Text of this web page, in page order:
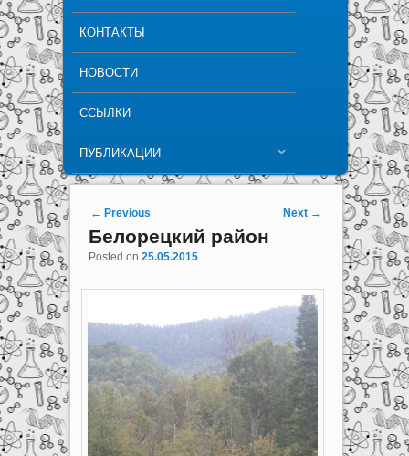
КОНТАКТЫ
НОВОСТИ
ССЫЛКИ
ПУБЛИКАЦИИ
Post navigation
← Previous Next →
Белорецкий район
Posted on 25.05.2015